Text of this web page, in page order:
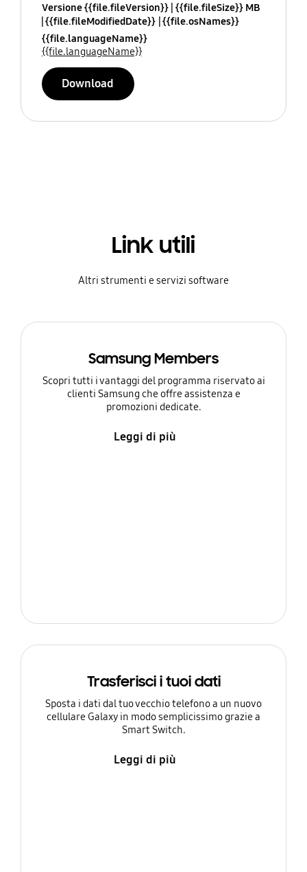
Versione {{file.fileVersion}} {{file.fileSize}} MB
{{file.fileModifiedDate}} {{file.osNames}}
{{file.languageName}}
{{file.languageName}}
Download
Link utili
Altri strumenti e servizi software
Samsung Members
Scopri tutti i vantaggi del programma riservato ai
clienti Samsung che offre assistenza e
promozioni dedicate.
Leggi di più
Trasferisci i tuoi dati
Sposta i dati dal tuo vecchio telefono a un nuovo
cellulare Galaxy in modo semplicissimo grazie a
Smart Switch.
Leggi di più